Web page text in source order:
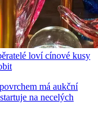
loví cínové kusy
má aukční
na necelých